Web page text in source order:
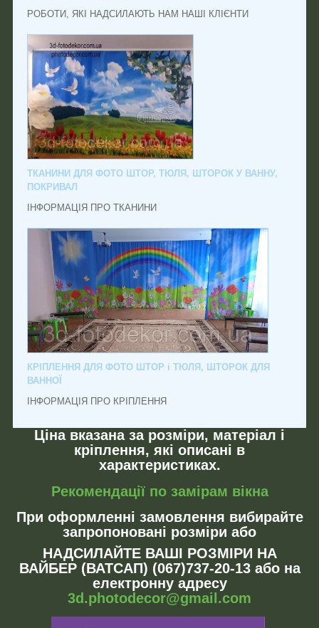
РОБОТИ, ЯКІ НАДСИЛАЮТЬ НАМ НАШІ КЛІЄНТИ
ТКАНИНИ ДЛЯ ФОТО ШТОР, ТЮЛЯ, ШТОРОК У ВАННУ,
ПОКРИВАЛ
ІНФОРМАЦІЯ ПРО ТКАНИНИ
КРІПЛЕННЯ ДЛЯ ФОТО ШТОР і ТЮЛЯ, ШТОРОК ДЛЯ
ВАННОЇ
ІНФОРМАЦІЯ ПРО КРІПЛЕННЯ
Ціна вказана за розміри, матеріал і
кріплення, які описані в
характеристиках.
Рекомендації по замірам вікна
При оформленні замовлення вибирайте
запропоновані розміри або
НАДСИЛАЙТЕ ВАШІ РОЗМІРИ НА
ВАЙБЕР (ВАТСАП) (067)737-20-13 або на
електронну адресу
3d.photodecor@gmail.com